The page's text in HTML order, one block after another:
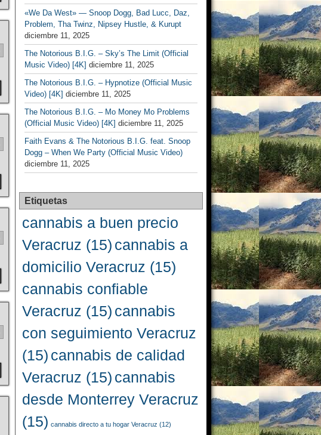
«We Da West» — Snoop Dogg, Bad Lucc, Daz,
Problem, Tha Twinz, Nipsey Hustle, & Kurupt
diciembre 11, 2025
The Notorious B.I.G. – Sky’s The Limit (Official
Music Video) [4K] diciembre 11, 2025
The Notorious B.I.G. – Hypnotize (Official Music
Video) [4K] diciembre 11, 2025
The Notorious B.I.G. – Mo Money Mo Problems
(Official Music Video) [4K] diciembre 11, 2025
Faith Evans & The Notorious B.I.G. feat. Snoop
Dogg – When We Party (Official Music Video)
diciembre 11, 2025
Etiquetas
cannabis a buen precio
Veracruz (15) cannabis a
domicilio Veracruz (15)
cannabis confiable
Veracruz (15) cannabis
con seguimiento Veracruz
(15) cannabis de calidad
Veracruz (15) cannabis
desde Monterrey Veracruz
(15) cannabis directo a tu hogar Veracruz (12)